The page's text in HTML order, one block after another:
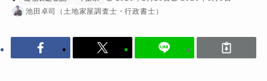
池田卓司（土地家屋調査士・行政書士）